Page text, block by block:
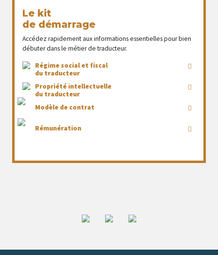
Le kit
de démarrage
Accédez rapidement aux informations essentielles pour bien
débuter dans le métier de traducteur.
Régime social et fiscal
du traducteur
Propriété intellectuelle
du traducteur
Modèle de contrat
Rémunération